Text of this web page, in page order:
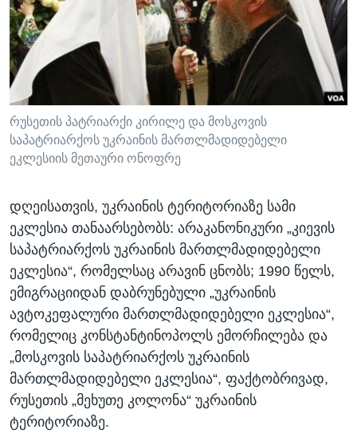
რუსეთის პატრიარქი კირილე და მოსკოვის
საპატრიარქოს უკრაინის მართლმადიდებელი
ეკლესიის მეთაური ონოფრე
დღეისათვის, უკრაინის ტერიტორიაზე სამი
ეკლესია თანაარსებობს: არაკანონიკური „კიევის
საპატრიარქოს უკრაინის მართლმადიდებელი
ეკლესია“, რომელსაც არავინ ცნობს; 1990 წელს,
ემიგრაციიდან დაბრუნებული „უკრაინის
ავტოკეფალური მართლმადიდებელი ეკლესია“,
რომელიც კონსტანტინოპოლს ემორჩილება და
„მოსკოვის საპატრიარქოს უკრაინის
მართლმადიდებელი ეკლესია“, ფაქტობრივად,
რუსეთის „მეხუთე კოლონა“ უკრაინის
ტერიტორიაზე.